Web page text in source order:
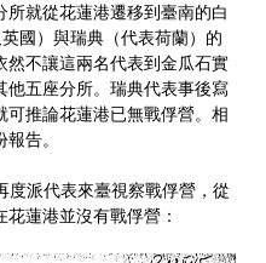
就從花蓮港遷移到臺南的白
國）與瑞典（代表荷蘭）的
然不讓這兩名代表到金瓜石實
他五座分所。瑞典代表事後寫
可推論花蓮港已無戰俘營。相
告。
派代表來臺視察戰俘營，從
蓮港並沒有戰俘營：